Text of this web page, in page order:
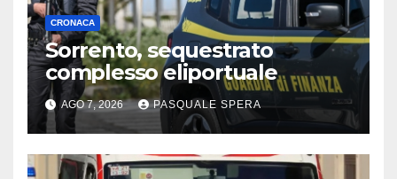
CRONACA
Sorrento, sequestrato
complesso eliportuale
AGO 7, 2026 PASQUALE SPERA